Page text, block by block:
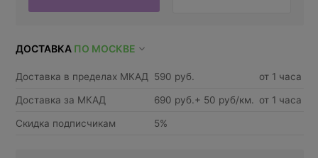
ДОСТАВКА ПО МОСКВЕ
Доставка в пределах МКАД 590 руб. от 1 часа
Доставка за МКАД 690 руб.+ 50 руб/км. от 1 часа
Скидка подписчикам 5%